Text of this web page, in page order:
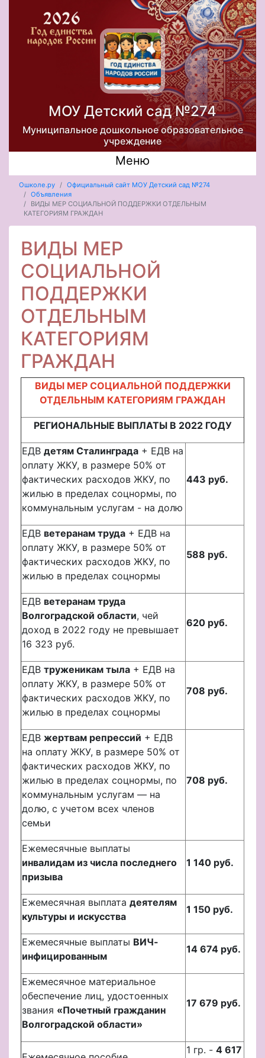
МОУ Детский сад №274
Муниципальное дошкольное образовательное
учреждение
Меню
Ошколе.ру
Официальный сайт МОУ Детский сад №274
Объявления
ВИДЫ МЕР СОЦИАЛЬНОЙ ПОДДЕРЖКИ ОТДЕЛЬНЫМ
КАТЕГОРИЯМ ГРАЖДАН
ВИДЫ МЕР
СОЦИАЛЬНОЙ
ПОДДЕРЖКИ
ОТДЕЛЬНЫМ
КАТЕГОРИЯМ
ГРАЖДАН
ВИДЫ МЕР СОЦИАЛЬНОЙ ПОДДЕРЖКИ
ОТДЕЛЬНЫМ КАТЕГОРИЯМ ГРАЖДАН
РЕГИОНАЛЬНЫЕ ВЫПЛАТЫ В 2022 ГОДУ
ЕДВ детям Сталинграда + ЕДВ на
оплату ЖКУ, в размере 50% от
фактических расходов ЖКУ, по
жилью в пределах соцнормы, по
коммунальным услугам - на долю
443 руб.
ЕДВ ветеранам труда + ЕДВ на
оплату ЖКУ, в размере 50% от
фактических расходов ЖКУ, по
жилью в пределах соцнормы
588 руб.
ЕДВ ветеранам труда
Волгоградской области, чей
доход в 2022 году не превышает
16 323 руб.
620 руб.
ЕДВ труженикам тыла + ЕДВ на
оплату ЖКУ, в размере 50% от
фактических расходов ЖКУ, по
жилью в пределах соцнормы
708 руб.
ЕДВ жертвам репрессий + ЕДВ
на оплату ЖКУ, в размере 50% от
фактических расходов ЖКУ, по
жилью в пределах соцнормы, по
коммунальным услугам — на
долю, с учетом всех членов
семьи
708 руб.
Ежемесячные выплаты
инвалидам из числа последнего
призыва
1 140 руб.
Ежемесячная выплата деятелям
культуры и искусства
1 150 руб.
Ежемесячные выплаты ВИЧ-
инфицированным
14 674 руб.
Ежемесячное материальное
обеспечение лиц, удостоенных
звания «Почетный гражданин
Волгоградской области»
17 679 руб.
1 гр. - 4 617